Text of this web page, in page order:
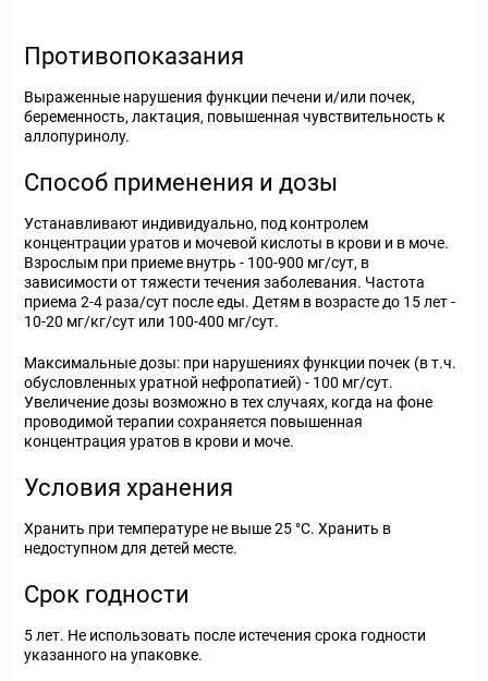
Противопоказания
Выраженные нарушения функции печени и/или почек,
беременность, лактация, повышенная чувствительность к
аллопуринолу.
Способ применения и дозы
Устанавливают индивидуально, под контролем
концентрации уратов и мочевой кислоты в крови и в моче.
Взрослым при приеме внутрь - 100-900 мг/сут, в
зависимости от тяжести течения заболевания. Частота
приема 2-4 раза/сут после еды. Детям в возрасте до 15 лет -
10-20 мг/кг/сут или 100-400 мг/сут.
Максимальные дозы: при нарушениях функции почек (в т.ч.
обусловленных уратной нефропатией) - 100 мг/сут.
Увеличение дозы возможно в тех случаях, когда на фоне
проводимой терапии сохраняется повышенная
концентрация уратов в крови и моче.
Условия хранения
Хранить при температуре не выше 25 °С. Хранить в
недоступном для детей месте.
Срок годности
5 лет. Не использовать после истечения срока годности
указанного на упаковке.